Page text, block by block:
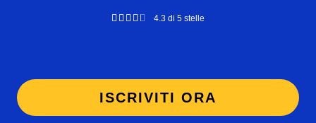
     4.3 di 5 stelle
ISCRIVITI ORA